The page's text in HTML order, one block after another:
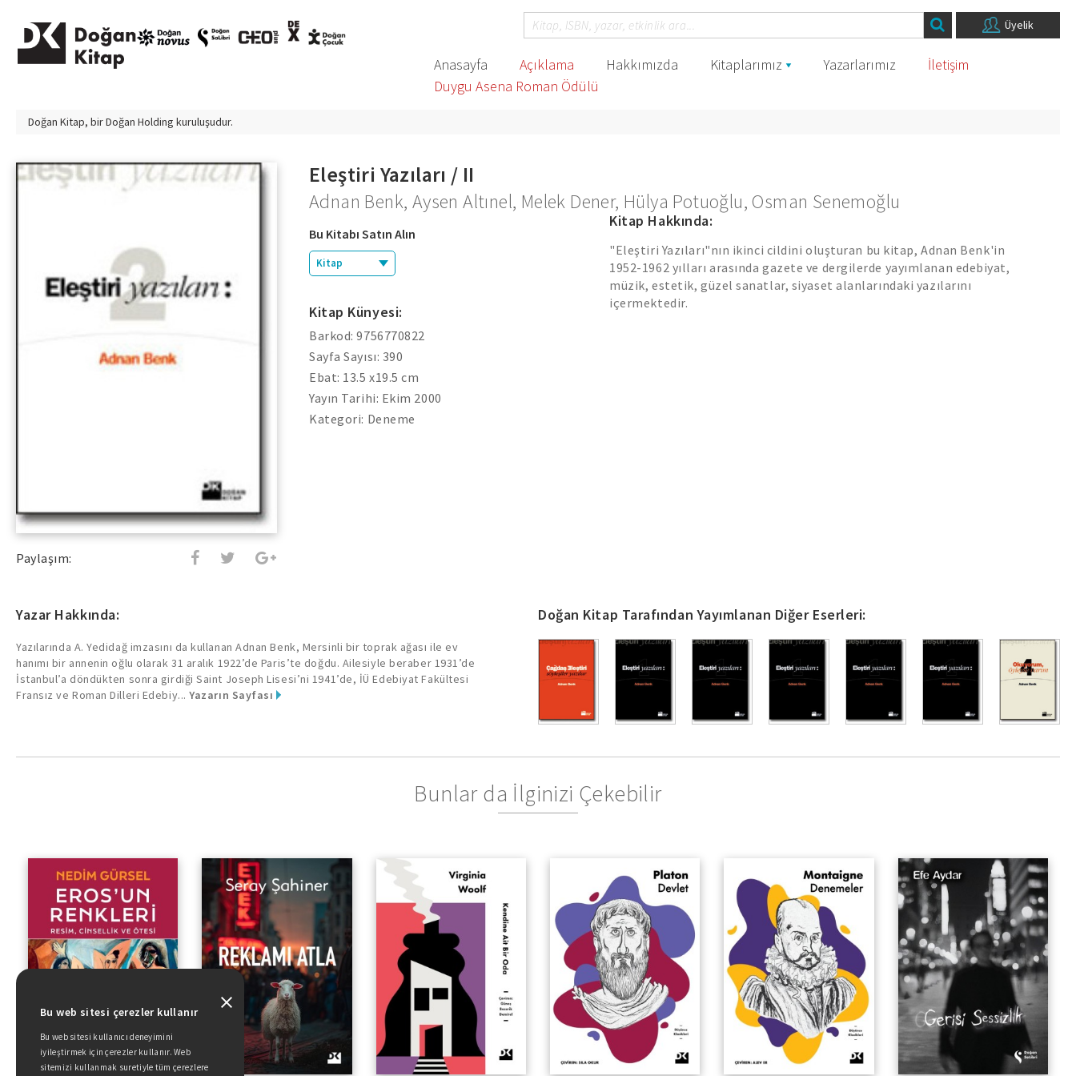
Üyelik
Anasayfa Açıklama Hakkımızda Kitaplarımız Yazarlarımız
İletişim
Duygu Asena Roman Ödülü
Doğan Kitap, birDoğan Holding kuruluşudur.
Paylaşım:
Eleştiri Yazıları / II
Adnan Benk, Aysen Altınel, Melek Dener, Hülya Potuoğlu, Osman Senemoğlu
Bu Kitabı Satın Alın
Kitap
Kitap Künyesi:
Barkod: 9756770822
Sayfa Sayısı: 390
Ebat: 13.5 x19.5 cm
Yayın Tarihi: Ekim 2000
Kategori: Deneme
Kitap Hakkında:
"Eleştiri Yazıları"nın ikinci cildini oluşturan bu kitap, Adnan Benk'in
1952-1962 yılları arasında gazete ve dergilerde yayımlanan edebiyat,
müzik, estetik, güzel sanatlar, siyaset alanlarındaki yazılarını
içermektedir.
Yazar Hakkında:
Yazılarında A. Yedidağ imzasını da kullanan Adnan Benk, Mersinli bir toprak ağası ile ev
hanımı bir annenin oğlu olarak 31 aralık 1922’de Paris’te doğdu. Ailesiyle beraber 1931’de
İstanbul’a döndükten sonra girdiği Saint Joseph Lisesi’ni 1941’de, İÜ Edebiyat Fakültesi
Fransız ve Roman Dilleri Edebiy...Yazarın Sayfası
Doğan Kitap Tarafından Yayımlanan Diğer Eserleri:
Bunlar da İlginizi Çekebilir
Resim, Cinsellik ve Ötesi
Bu web sitesi çerezler kullanır
Bu web sitesi kullanıcı deneyimini
iyileştirmek için çerezler kullanır. Web
sitemizi kullanmak suretiyle tüm çerezlere